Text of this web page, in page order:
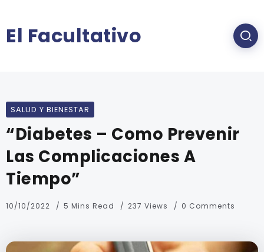
El Facultativo
SALUD Y BIENESTAR
“Diabetes – Como Prevenir
Las Complicaciones A
Tiempo”
10/10/2022 5 Mins Read 237 Views 0 Comments